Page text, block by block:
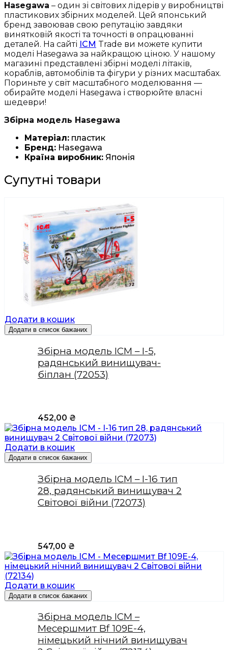
Hasegawa – один зі світових лідерів у виробництві
пластикових збірних моделей. Цей японський
бренд завоював свою репутацію завдяки
винятковій якості та точності в опрацюванні
деталей. На сайті ICM Trade ви можете купити
моделі Hasegawa за найкращою ціною. У нашому
магазині представлені збірні моделі літаків,
кораблів, автомобілів та фігури у різних масштабах.
Пориньте у світ масштабного моделювання —
обирайте моделі Hasegawa і створюйте власні
шедеври!
Збірна модель Hasegawa
Матеріал: пластик
Бренд: Hasegawa
Країна виробник: Японія
Супутні товари
Додати в кошик
Додати в список бажаних
Збірна модель ICM – І-5,
радянський винищувач-
біплан (72053)
452,00 ₴
Додати в кошик
Додати в список бажаних
Збірна модель ICM – І-16 тип
28, радянський винищувач 2
Світової війни (72073)
547,00 ₴
Додати в кошик
Додати в список бажаних
Збірна модель ICM –
Месершмит Bf 109E-4,
німецький нічний винищувач